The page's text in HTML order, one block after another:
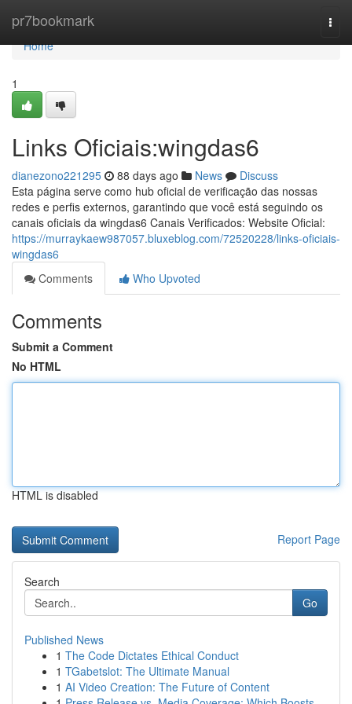
pr7bookmark
Home
Home
1
Links Oficiais:wingdas6
dianezono221295 88 days ago News
Discuss
Esta página serve como hub oficial de verificação das nossas
redes e perfis externos, garantindo que você está seguindo os
canais oficiais da wingdas6 Canais Verificados: Website Oficial:
https://murraykaew987057.bluxeblog.com/72520228/links-oficiais-
wingdas6
Comments
Who Upvoted
Comments
Submit a Comment
No HTML
HTML is disabled
Report Page
Search
Go
Published News
1 The Code Dictates Ethical Conduct
1 TGabetslot: The Ultimate Manual
1 AI Video Creation: The Future of Content